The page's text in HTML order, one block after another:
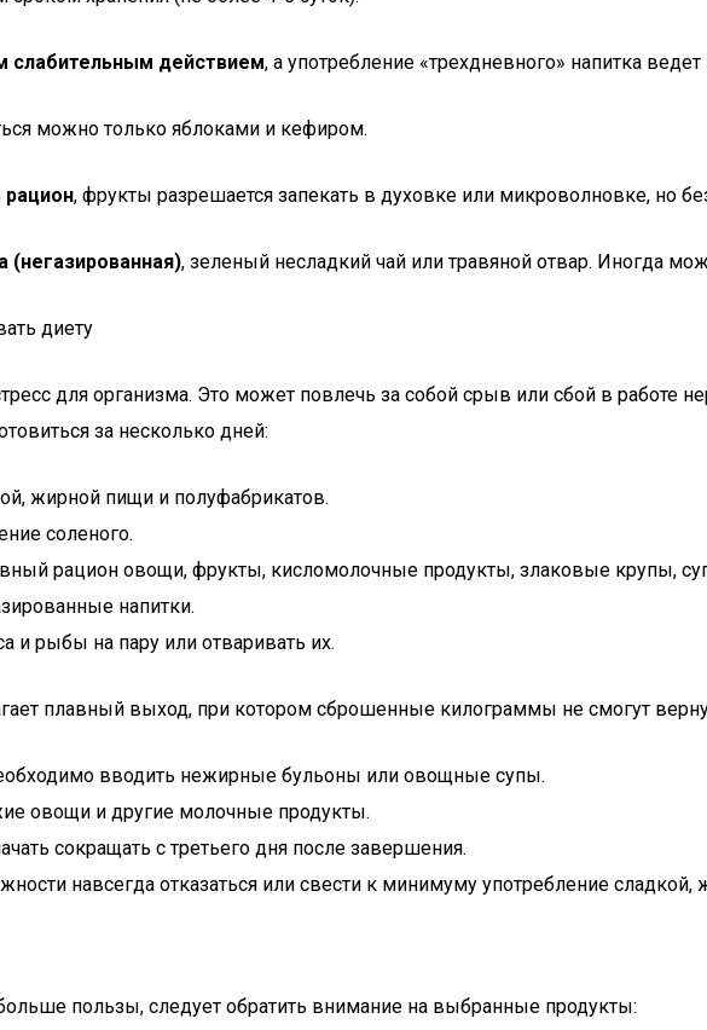
слабительным действием, а употребление «трехдневного» напитка
можно только яблоками и кефиром.
рацион, фрукты разрешается запекать в духовке или микроволновке, но
(негазированная), зеленый несладкий чай или травяной отвар. Иногда
диету
для организма. Это может повлечь за собой срыв или сбой в работе
за несколько дней:
жирной пищи и полуфабрикатов.
соленого.
рацион овощи, фрукты, кисломолочные продукты, злаковые крупы,
напитки.
и рыбы на пару или отваривать их.
плавный выход, при котором сброшенные килограммы не смогут
вводить нежирные бульоны или овощные супы.
овощи и другие молочные продукты.
сокращать с третьего дня после завершения.
навсегда отказаться или свести к минимуму употребление
пользы, следует обратить внимание на выбранные продукты: